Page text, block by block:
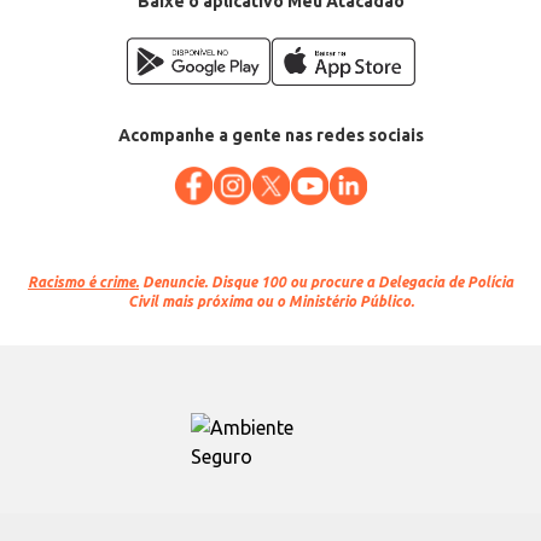
Acompanhe a gente nas redes sociais
Racismo é crime. Denuncie. Disque 100 ou procure a Delegacia de Polícia
Civil mais próxima ou o Ministério Público.